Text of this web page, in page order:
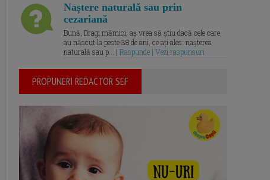
Naștere naturală sau prin
cezariană
Bună, Dragi mămici, aș vrea să știu dacă cele care
au născut la peste 38 de ani, ce ați ales: nașterea
naturală sau p... | Raspunde | Vezi raspunsuri
PROPUNERI REDACTOR SEF